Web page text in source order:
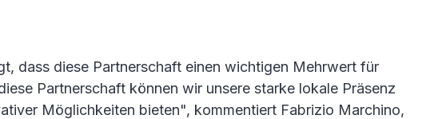
dass diese Partnerschaft einen wichtigen Mehrwert für
Partnerschaft können wir unsere starke lokale Präsenz
Möglichkeiten bieten", kommentiert Fabrizio Marchino,